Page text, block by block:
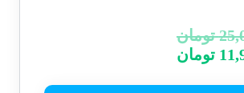
تومان
تومان